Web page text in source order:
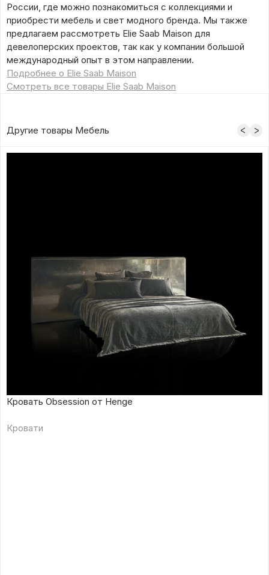
России, где можно познакомиться с коллекциями и
приобрести мебель и свет модного бренда. Мы также
предлагаем рассмотреть Elie Saab Maison для
девелоперских проектов, так как у компании большой
международный опыт в этом направлении.
Подробнее о Elie Saab Maison
Смотреть все товары Elie Saab Maison
Другие товары Мебель
Кровать Obsession от Henge
Кровати